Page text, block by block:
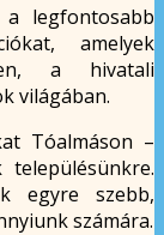
a legfontosabb
amelyek
a hivatali
világában.
Tóalmáson –
egyre szebb,
számára.